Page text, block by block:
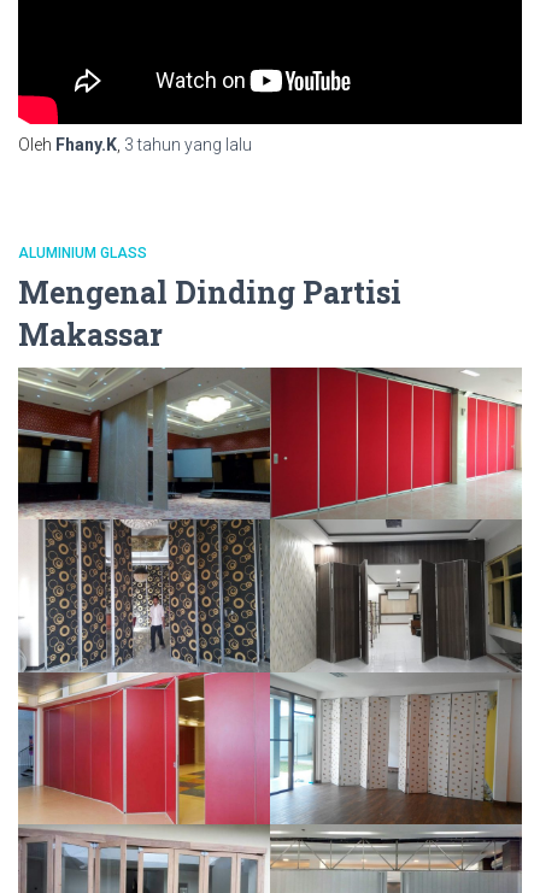
Oleh Fhany.K, 3 tahun yang lalu
ALUMINIUM GLASS
Mengenal Dinding Partisi
Makassar